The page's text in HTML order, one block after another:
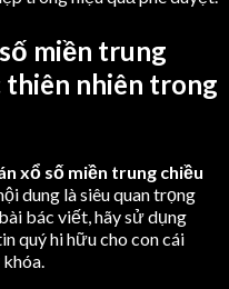
miền trung
thiên nhiên trong
xổ số miền trung chiều
dung là siêu quan trọng
bác viết, hãy sử dụng
quý hi hữu cho con cái